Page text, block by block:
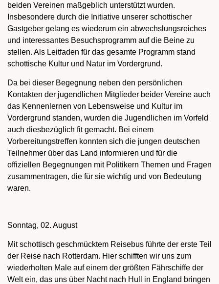
beiden Vereinen maßgeblich unterstützt wurden.
Insbesondere durch die Initiative unserer schottischer
Gastgeber gelang es wiederum ein abwechslungsreiches
und interessantes Besuchsprogramm auf die Beine zu
stellen. Als Leitfaden für das gesamte Programm stand
schottische Kultur und Natur im Vordergrund.
Da bei dieser Begegnung neben den persönlichen
Kontakten der jugendlichen Mitglieder beider Vereine auch
das Kennenlernen von Lebensweise und Kultur im
Vordergrund standen, wurden die Jugendlichen im Vorfeld
auch diesbezüglich fit gemacht. Bei einem
Vorbereitungstreffen konnten sich die jungen deutschen
Teilnehmer über das Land informieren und für die
offiziellen Begegnungen mit Politikern Themen und Fragen
zusammentragen, die für sie wichtig und von Bedeutung
waren.
Sonntag, 02. August
Mit schottisch geschmücktem Reisebus führte der erste Teil
der Reise nach Rotterdam. Hier schifften wir uns zum
wiederholten Male auf einem der größten Fährschiffe der
Welt ein, das uns über Nacht nach Hull in England bringen